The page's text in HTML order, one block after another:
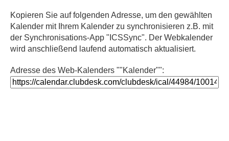
Kopieren Sie auf folgenden Adresse, um den gewählten
Kalender mit Ihrem Kalender zu synchronisieren z.B. mit
der Synchronisations-App "ICSSync". Der Webkalender
wird anschließend laufend automatisch aktualisiert.
Adresse des Web-Kalenders ""Kalender"":